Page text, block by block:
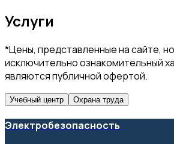
Услуги
*Цены, представленные на сайте,
исключительно ознакомительный
являются публичной офертой.
Учебный центр Охрана труда
Электробезопасность